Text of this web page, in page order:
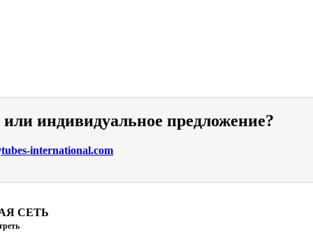
индивидуальное предложение?
international.com
СЕТЬ